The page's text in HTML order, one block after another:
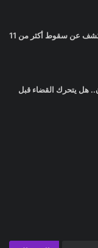
مجزرة في الجنوب: مصادر تكشف عن سقوط أكثر من 11
هل يتحرك القضاء قبل